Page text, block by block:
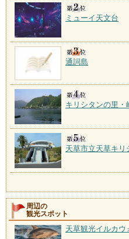
ミューイ天文台
通詞島
キリシタンの里・
天草市立天草キリ
周辺の
観光スポット
天草観光イルカ